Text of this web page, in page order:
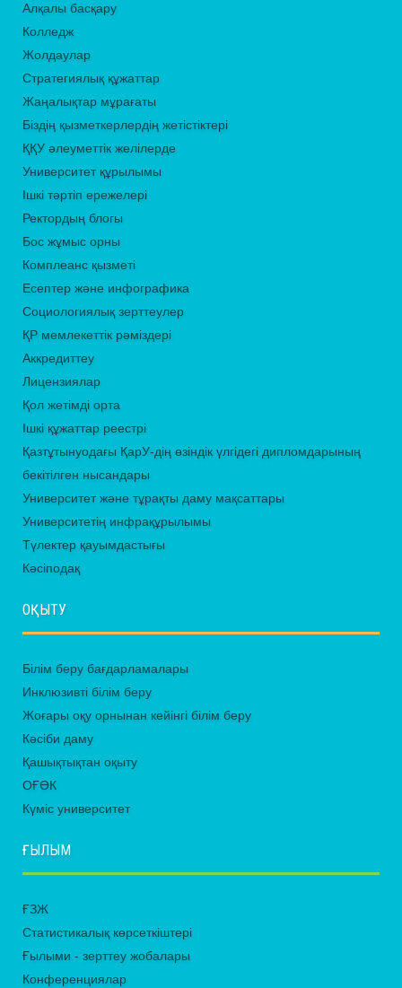
Алқалы басқару
Колледж
Жолдаулар
Стратегиялық құжаттар
Жаңалықтар мұрағаты
Біздің қызметкерлердің жетістіктері
ҚҚУ әлеуметтік желілерде
Университет құрылымы
Ішкі тәртіп ережелері
Ректордың блогы
Бос жұмыс орны
Комплеанс қызметі
Есептер және инфографика
Социологиялық зерттеулер
ҚР мемлекеттік рәміздері
Аккредиттеу
Лицензиялар
Қол жетімді орта
Ішкі құжаттар реестрі
Қазтұтынуодағы ҚарУ-дің өзіндік үлгідегі дипломдарының
бекітілген нысандары
Университет және тұрақты даму мақсаттары
Университетің инфрақұрылымы
Түлектер қауымдастығы
Кәсіподақ
ОҚЫТУ
Білім беру бағдарламалары
Инклюзивті білім беру
Жоғары оқу орнынан кейінгі білім беру
Кәсіби даму
Қашықтықтан оқыту
ОҒӨК
Күміс университет
ҒЫЛЫМ
ҒЗЖ
Статистикалық көрсеткіштері
Ғылыми - зерттеу жобалары
Конференциялар